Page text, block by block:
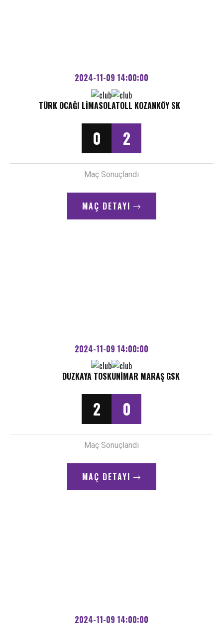
2024-11-09 14:00:00
TÜRK OCAĞI LIMASOL
0 2
ATOLL KOZANKÖY SK
Maç Sonuçlandı
MAÇ DETAYI
2024-11-09 14:00:00
DÜZKAYA TOSK
2 0
ÜNIMAR MARAŞ GSK
Maç Sonuçlandı
MAÇ DETAYI
2024-11-09 14:00:00